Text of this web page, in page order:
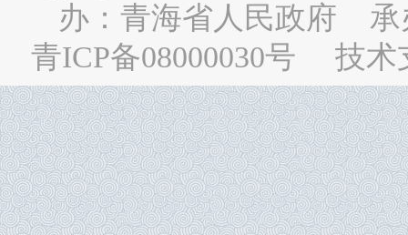
办： 青海省人民政府 承
青ICP备08000030号 技术